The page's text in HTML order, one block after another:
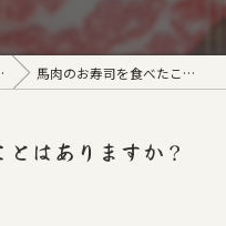
馬肉のお寿司を食べたことはありますか？😲
はありますか？